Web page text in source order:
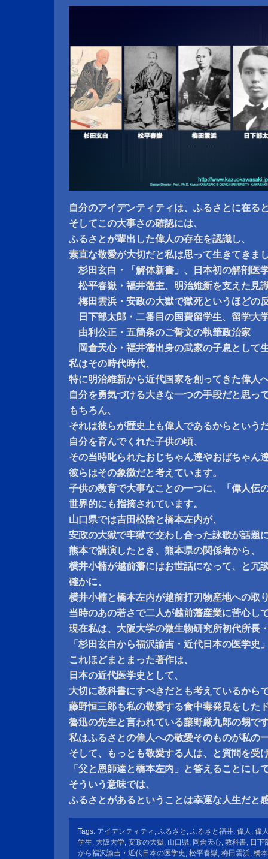
自分のアイデンティティは、ふるさとに在る
そしてこの大事さの確認には、
ふるさとが輩出した偉人の存在を認識し、
素直な敬愛が大切だと私は思って生きてきま
杉田玄白・「解体新書」、日本初の解剖医
松平春嶽・福井藩主、明治維新を支えた見
梅田雲浜・安政の大獄で獄死というほどの
日下部太郎・二番目の国費留学生、留学大
由利公正・五箇条のご誓文の執筆政治家
岡倉天心・福井藩出身の武家の子息として
私はその時代時代、
特に明治維新から近代国家を創ってきた偉人
自分を勇気づける大きな一つの手段だと思っ
もちろん、
それは彼らが歴史上も偉人であるからという
自分を育んでくれた子供の頃、
その当時叱られたおじちゃん達やおばちゃん
彼らはその象徴だと考えています。
子供の教育で大事なことの一つに、「偉人伝
世界的にも指摘されています。
山口県では吉田松陰と橋本左内が、
安政の大獄で牢獄で交わし合った詠歌が話題
熊本で講演したとき、熊本県の関係者から、
横井小楠が越前藩にはお世話になって、と冗
確かに、
横井小楠と橋本左内が越前打刃物産地への取
当時のあの若さで二人が越前藩産業に苦心し
現在私は、大阪大学の微生物研究所初代所長
「杉田玄白から福沢諭吉・近代日本の医学史
これほどまとまった著作は、
日本の近代医学史として、
大切に教科書にすべきだとも考えているから
藤野恒三郎も私の敬愛する食中毒発見をした
魯迅の先生と言われている藤野厳九郎の甥で
私はふるさとの偉人への敬愛そのものが私の
そして、もっとも敬愛する人は、と質問を受
「父と恩師達と橋本左内」と答えることにし
そういう意味では、
ふるさとがあるということは幸運な人生だと
Tags: アイデンティティ , ふるさと , ふるさと福井, 偉人 , 偉
学生, 大阪大学, 安政の大獄, 山口県, 岡倉天心, 教科書, 日下
から福沢諭吉・近代日本の医学史 , 松平春嶽, 梅田雲浜, 橋